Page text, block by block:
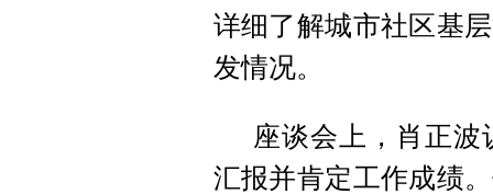
详细了解城市社区基
发情况。
座谈会上，肖正
汇报并肯定工作成绩